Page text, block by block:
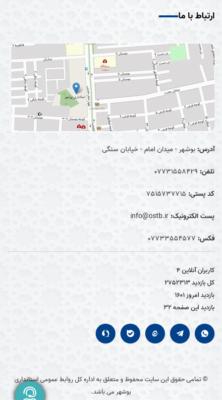
ارتباط با ما
آدرس: بوشهر - میدان امام - خیابان سنگی
تلفن: 07731558429
کد پستی: 7515737715
پست الکترونیک: info@ostb.ir
فکس: 07733554577
کاربران آنلاین4
کل بازدید2752313
بازدید امروز1601
بازدید این صفحه32
© تمامی حقوق این سایت محفوظ و متعلق به اداره کل روابط عمومی استانداری
بوشهر می باشد.